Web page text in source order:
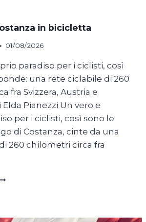
in bicicletta
01/08/2026
paradiso per i ciclisti, così
una rete ciclabile di 260
fra Svizzera, Austria e
Pianezzi Un vero e
per i ciclisti, così sono le
di Costanza, cinte da una
260 chilometri circa fra